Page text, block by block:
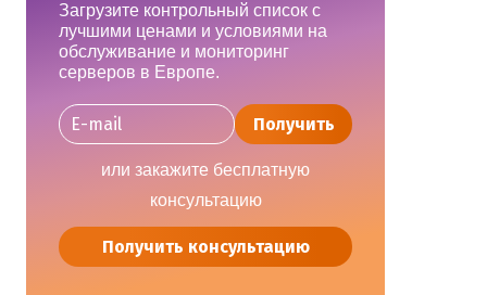
Загрузите контрольный список с
лучшими ценами и условиями на
обслуживание и мониторинг
серверов в Европе.
Получить
или закажите бесплатную
консультацию
Получить консультацию